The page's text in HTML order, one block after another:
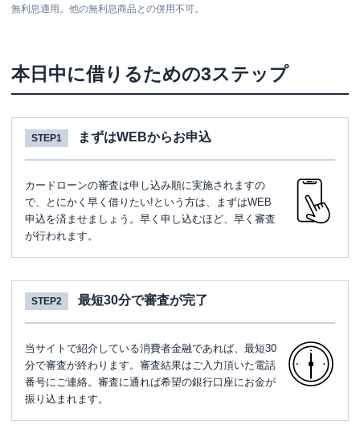
無利息適用。他の無利息商品との併用不可。
本日中に借りるための3ステップ
STEP1 まずはWEBからお申込
カードローンの審査は申し込み順に実施されますの
で、とにかく早く借りたい!という方は、まずはWEB
申込を済ませましょう。早く申し込むほど、早く審査
が行われます。
STEP2 最短30分で審査が完了
当サイトで紹介している消費者金融であれば、最短30
分で審査が終わります。審査結果はご入力頂いた電話
番号にご連絡。審査に通れば希望の銀行口座にお金が
振り込まれます。